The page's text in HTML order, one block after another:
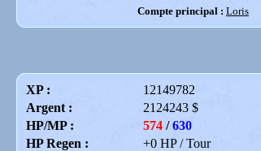
Compte principal : Loris
XP :
12149782
Argent :
2124243 $
HP/MP :
574/630
HP Regen :
+0 HP / Tour